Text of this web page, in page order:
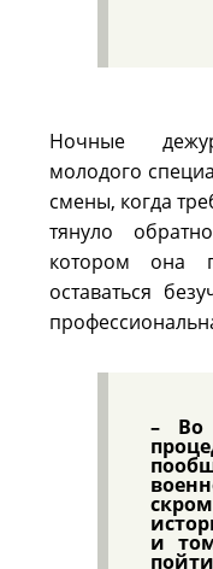
Ночные
молодого
смены, когда
тянуло
котором она
оставаться
– Во
и